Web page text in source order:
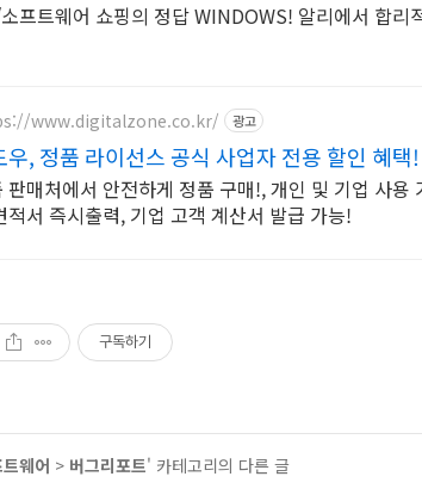
프트웨어 쇼핑의 정답 WINDOWS! 알리에서 합리
www.digitalzone.co.kr/ 광고
우, 정품 라이선스 공식 사업자 전용 할인 혜택!
판매처에서 안전하게 정품 구매!, 개인 및 기업 사
적서 즉시출력, 기업 고객 계산서 발급 가능!
구독하기
웨어 > 버그리포트' 카테고리의 다른 글